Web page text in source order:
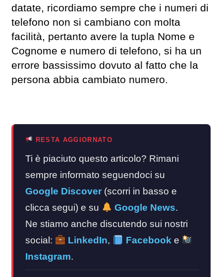
datate, ricordiamo sempre che i numeri di
telefono non si cambiano con molta
facilità, pertanto avere la tupla Nome e
Cognome e numero di telefono, si ha un
errore bassissimo dovuto al fatto che la
persona abbia cambiato numero.
RESTA AGGIORNATO
Ti è piaciuto questo articolo? Rimani
sempre informato seguendoci su
Google Discover (scorri in basso e
clicca segui) e su
Google News.
Ne stiamo anche discutendo sui nostri
social:
LinkedIn, Facebook e
Instagram.